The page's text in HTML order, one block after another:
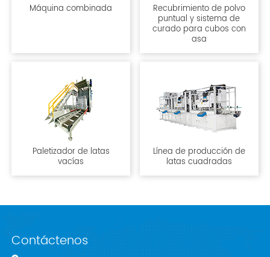
Máquina combinada
Recubrimiento de polvo
puntual y sistema de
curado para cubos con
asa
Paletizador de latas
vacías
Línea de producción de
latas cuadradas
Contáctenos